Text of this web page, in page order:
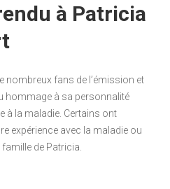
à Patricia
nombreux fans de l’émission et
hommage à sa personnalité
à la maladie. Certains ont
expérience avec la maladie ou
de Patricia.